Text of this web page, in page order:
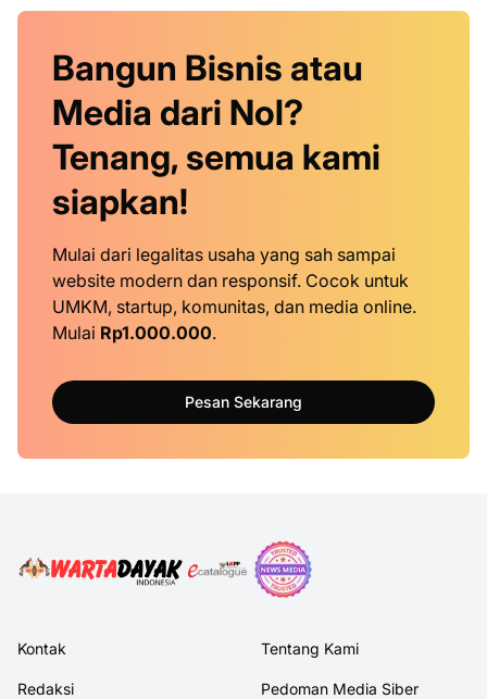
Bangun Bisnis atau
Media dari Nol?
Tenang, semua kami
siapkan!
Mulai dari legalitas usaha yang sah sampai
website modern dan responsif. Cocok untuk
UMKM, startup, komunitas, dan media online.
Mulai Rp1.000.000.
Pesan Sekarang
Kontak Tentang Kami
Redaksi Pedoman Media Siber